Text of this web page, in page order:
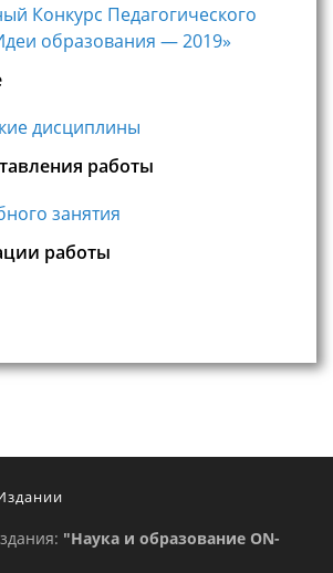
Конкурс Педагогического
образования — 2019»
дисциплины
работы
занятия
работы
"Наука и образование ON-